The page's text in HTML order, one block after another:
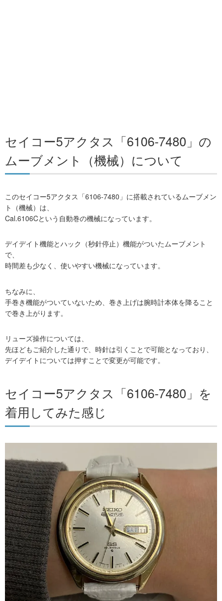
セイコー5アクタス「6106-7480」の
ムーブメント（機械）について
このセイコー5アクタス「6106-7480」に搭載されているムーブメン
ト（機械）は、
Cal.6106Cという自動巻の機械になっています。
デイデイト機能とハック（秒針停止）機能がついたムーブメント
で、
時間差も少なく、使いやすい機械になっています。
ちなみに、
手巻き機能がついていないため、巻き上げは腕時計本体を降ること
で巻き上がります。
リューズ操作については、
先ほどもご紹介した通りで、時針は引くことで可能となっており、
デイデイトについては押すことで変更が可能です。
セイコー5アクタス「6106-7480」を
着用してみた感じ